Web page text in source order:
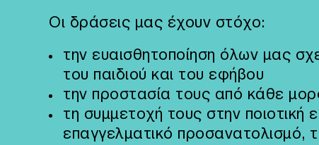
Οι δράσεις μας έχουν στόχο:
την ευαισθητοποίηση όλων μας
του παιδιού και του εφήβου
την προστασία τους από κάθε
τη συμμετοχή τους στην ποιοτική
επαγγελματικό προσανατολισμό,